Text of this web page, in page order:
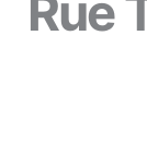
Rue